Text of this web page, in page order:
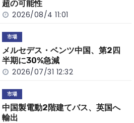
超の可能性
2026/08/4 11:01
市場
メルセデス・ベンツ中国、第2四
半期に30%急減
2026/07/31 12:32
市場
中国製電動2階建てバス、英国へ
輸出